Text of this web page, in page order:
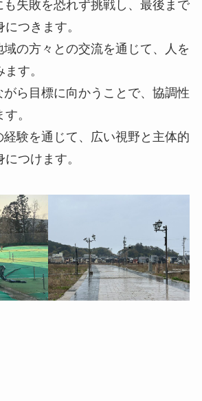
失敗を恐れず挑戦し、最後まで
つきます。
の方々との交流を通じて、人を
す。
ら目標に向かうことで、協調性
。
験を通じて、広い視野と主体的
つけます。